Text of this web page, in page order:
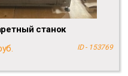
станок
ID - 153769